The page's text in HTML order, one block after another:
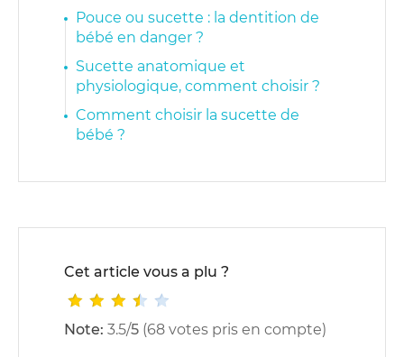
Pouce ou sucette : la dentition de
bébé en danger ?
Sucette anatomique et
physiologique, comment choisir ?
Comment choisir la sucette de
bébé ?
Cet article vous a plu ?
Note: 3.5/5 (68 votes pris en compte)